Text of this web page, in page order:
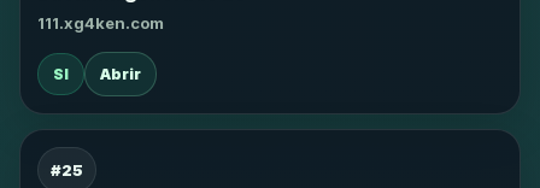
111.xg4ken.com
SI Abrir
#25